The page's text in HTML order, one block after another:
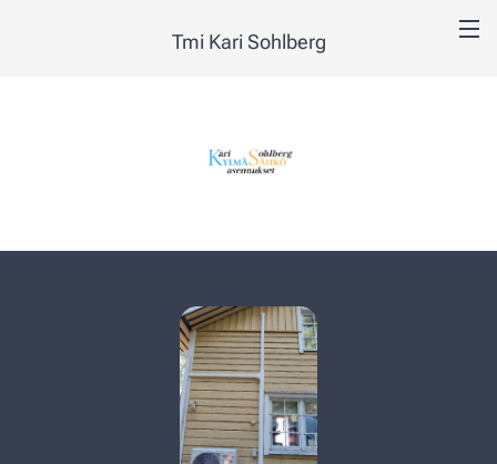
Tmi Kari Sohlberg